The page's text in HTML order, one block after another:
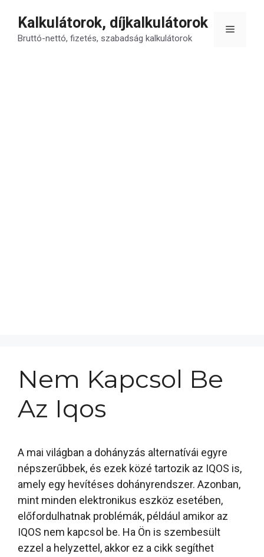
tartalomba
Kalkulátorok, díjkalkulátorok
Bruttó-nettó, fizetés, szabadság kalkulátorok
Menü
Nem Kapcsol Be
Az Iqos
A mai világban a dohányzás alternatívái egyre
népszerűbbek, és ezek közé tartozik az IQOS is,
amely egy hevítéses dohányrendszer. Azonban,
mint minden elektronikus eszköz esetében,
előfordulhatnak problémák, például amikor az
IQOS nem kapcsol be. Ha Ön is szembesült
ezzel a helyzettel, akkor ez a cikk segíthet